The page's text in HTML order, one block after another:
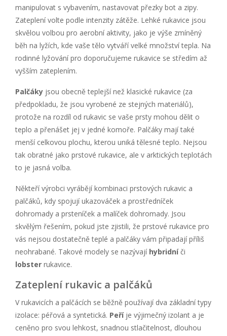
manipulovat s vybavením, nastavovat přezky bot a zipy.
Zateplení volte podle intenzity zátěže. Lehké rukavice jsou
skvělou volbou pro aerobní aktivity, jako je výše zmíněný
běh na lyžích, kde vaše tělo vytváří velké množství tepla. Na
rodinné lyžování pro doporučujeme rukavice se středím až
vyšším zateplením.
Palčáky jsou obecně teplejší než klasické rukavice (za
předpokladu, že jsou vyrobené ze stejných materiálů),
protože na rozdíl od rukavic se vaše prsty mohou dělit o
teplo a přenášet jej v jedné komoře. Palčáky mají také
menší celkovou plochu, kterou uniká tělesné teplo. Nejsou
tak obratné jako prstové rukavice, ale v arktických teplotách
to je jasná volba.
Někteří výrobci vyrábějí kombinaci prstových rukavic a
palčáků, kdy spojují ukazováček a prostředníček
dohromady a prsteníček a malíček dohromady. Jsou
skvělým řešením, pokud jste zjistili, že prstové rukavice pro
vás nejsou dostatečně teplé a palčáky vám připadají příliš
neohrabané. Takové modely se nazývají hybridníči
lobster rukavice.
Zateplení rukavic a palčáků
V rukavicích a palčácích se běžně používají dva základní typy
izolace: péřová a syntetická. Peříje výjimečný izolant a je
ceněno pro svou lehkost, snadnou stlačitelnost, dlouhou